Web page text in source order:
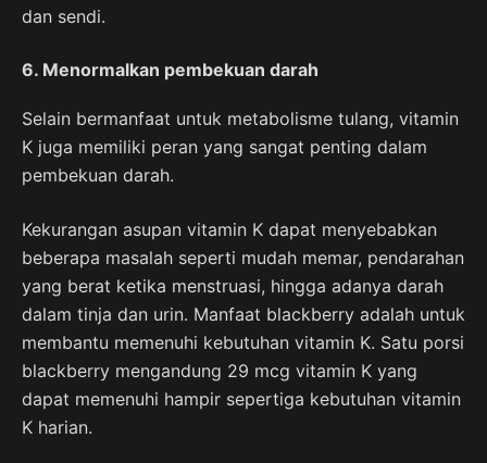
dan sendi.
6. Menormalkan pembekuan darah
Selain bermanfaat untuk metabolisme tulang, vitamin
K juga memiliki peran yang sangat penting dalam
pembekuan darah.
Kekurangan asupan vitamin K dapat menyebabkan
beberapa masalah seperti mudah memar, pendarahan
yang berat ketika menstruasi, hingga adanya darah
dalam tinja dan urin. Manfaat blackberry adalah untuk
membantu memenuhi kebutuhan vitamin K. Satu porsi
blackberry mengandung 29 mcg vitamin K yang
dapat memenuhi hampir sepertiga kebutuhan vitamin
K harian.